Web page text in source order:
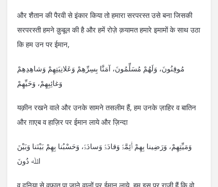
और शैतान की पैरवी से इंकार किया तो हमारा सरपरस्त उसे बना जिसकी
सरपरस्ती हमने क़ुबूल की है और हमें रोज़े क़यामत हमारे इमामों के साथ उठा
कि हम उन पर ईमान,
مُوقِنُونَ، وَلَھُمْ مُسَلِّمُونَ، آمَنَّا بِسِرِّھِمْ وَعَلانِیَتِھِمْ وَشاھِدِھِمْ
وَغائِبِھِمْ، وَحَیِّھِمْ
यक़ीन रखने वाले और उनके सामने तसलीम हैं, हम उनके ज़ाहिर व बातिन
और ग़ाएब व हाज़िर पर ईमान लाये और ज़िन्दा
وَمَیِّتِھِمْ، وَرَضِینا بِھِمْ ٲَئِمَّۃً وَقادَۃً وَسادَۃً، وَحَسْبُنا بِھِمْ بَیْنَنا وَبَیْنَ
اﷲ دُونَ
व दुनिया से वफ़ात पा जाने वालों पर ईमान लाये, हम इस पर राज़ी हैं कि वो